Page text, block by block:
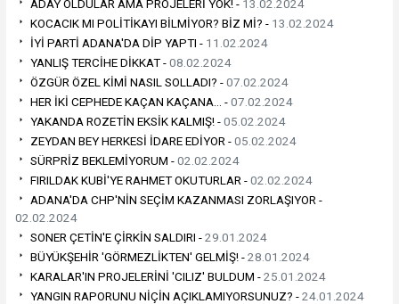
ADAY OLDULAR AMA PROJELERİ YOK! - 13.02.2024
KOCACIK MI POLİTİKAYI BİLMİYOR? BİZ Mİ? - 13.02.2024
İYİ PARTİ ADANA'DA DİP YAPTI - 11.02.2024
YANLIŞ TERCİHE DİKKAT -08.02.2024
ÖZGÜR ÖZEL KİMİ NASIL SOLLADI? -07.02.2024
HER İKİ CEPHEDE KAÇAN KAÇANA… -07.02.2024
YAKANDA ROZETİN EKSİK KALMIŞ! -05.02.2024
ZEYDAN BEY HERKESİ İDARE EDİYOR -05.02.2024
SÜRPRİZ BEKLEMİYORUM -02.02.2024
FIRILDAK KUBİ'YE RAHMET OKUTURLAR -02.02.2024
ADANA'DA CHP'NİN SEÇİM KAZANMASI ZORLAŞIYOR -
02.02.2024
SONER ÇETİN'E ÇİRKİN SALDIRI -29.01.2024
BÜYÜKŞEHİR 'GÖRMEZLİKTEN' GELMİŞ! -28.01.2024
KARALAR'IN PROJELERİNİ 'CILIZ' BULDUM -25.01.2024
YANGIN RAPORUNU NİÇİN AÇIKLAMIYORSUNUZ? -24.01.2024